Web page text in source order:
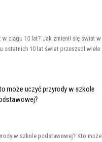
w ciągu 10 lat? Jak zmienił się świat w
ostatnich 10 lat świat przeszedł wiele
może uczyć przyrody w szkole
w szkole podstawowej? Kto może